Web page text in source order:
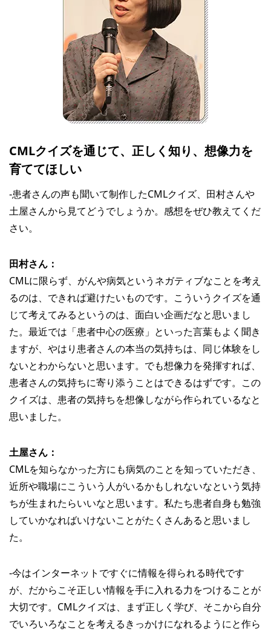
CMLクイズを通じて、正しく知り、想像力を
育ててほしい
‐患者さんの声も聞いて制作したCMLクイズ、田村さんや
土屋さんから見てどうでしょうか。感想をぜひ教えてくだ
さい。
田村さん：
CMLに限らず、がんや病気というネガティブなことを考え
るのは、できれば避けたいものです。こういうクイズを通
じて考えてみるというのは、面白い企画だなと思いまし
た。最近では「患者中心の医療」といった言葉もよく聞き
ますが、やはり患者さんの本当の気持ちは、同じ体験をし
ないとわからないと思います。でも想像力を発揮すれば、
患者さんの気持ちに寄り添うことはできるはずです。この
クイズは、患者の気持ちを想像しながら作られているなと
思いました。
土屋さん：
CMLを知らなかった方にも病気のことを知っていただき、
近所や職場にこういう人がいるかもしれないなという気持
ちが生まれたらいいなと思います。私たち患者自身も勉強
していかなればいけないことがたくさんあると思いまし
た。
‐今はインターネットですぐに情報を得られる時代です
が、だからこそ正しい情報を手に入れる力をつけることが
大切です。CMLクイズは、まず正しく学び、そこから自分
でいろいろなことを考えるきっかけになれるようにと作ら